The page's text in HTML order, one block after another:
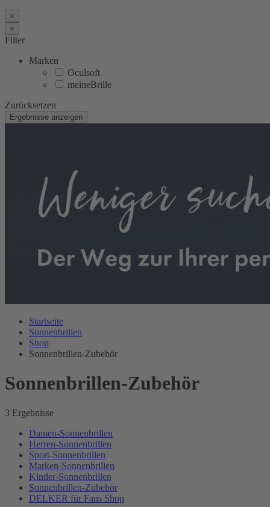
×
×
Filter
Marken
Oculsoft
meineBrille
Zurücksetzen
Ergebnisse anzeigen
Startseite
Sonnenbrillen
Shop
Sonnenbrillen-Zubehör
Sonnenbrillen-Zubehör
3 Ergebnisse
Damen-Sonnenbrillen
Herren-Sonnenbrillen
Sport-Sonnenbrillen
Marken-Sonnenbrillen
Kinder-Sonnenbrillen
Sonnenbrillen-Zubehör
DELKER für Fans Shop